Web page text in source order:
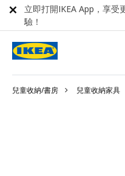
兒童收納/書房 兒童收納家具
立即打開IKEA App，享受
驗！